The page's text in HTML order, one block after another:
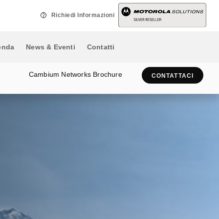
Richiedi Informazioni
nautiche, areonautiche, ripetitori
e stazioni base terminali per
sistemi multiaccesso.
vincente sulla concorrenza.
News & Eventi Contatti
Cambium Networks Brochure CONTATTACI